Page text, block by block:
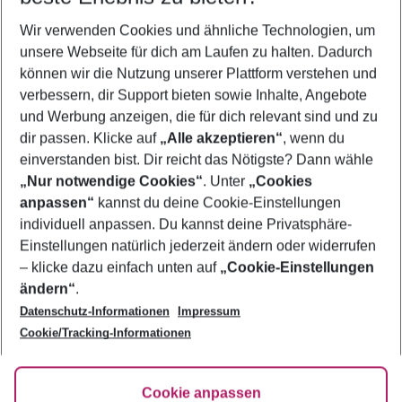
2 Erwachsene Keine Kinder
Mehr Filter anzeigen
Footer
Footer navigation
Über uns
AGB
Bestpreisgarantie
Cookie-Einstellungen ändern
Cookie-Richtlinie
Agenturbetreuung
Barrierefreies Reisen
FAQ
HanseMerkur Reiseversicherung
Folge uns
Wir verwenden Cookies und ähnliche Technologien, um
unsere Webseite für dich am Laufen zu halten. Dadurch
können wir die Nutzung unserer Plattform verstehen und
verbessern, dir Support bieten sowie Inhalte, Angebote
und Werbung anzeigen, die für dich relevant sind und zu
dir passen. Klicke auf „Alle akzeptieren“, wenn du
einverstanden bist. Dir reicht das Nötigste? Dann wähle
„Nur notwendige Cookies“. Unter „Cookies
anpassen“ kannst du deine Cookie-Einstellungen
individuell anpassen. Du kannst deine Privatsphäre-
Einstellungen natürlich jederzeit ändern oder widerrufen
– klicke dazu einfach unten auf „Cookie-Einstellungen
ändern“.
Datenschutz-Informationen
Impressum
Cookie/Tracking-Informationen
Cookie anpassen